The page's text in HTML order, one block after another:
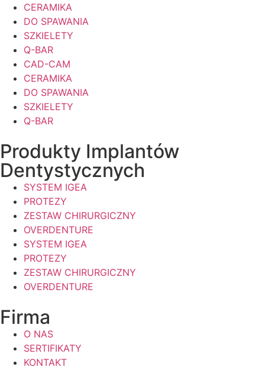
CERAMIKA
DO SPAWANIA
SZKIELETY
Q-BAR
CAD-CAM
CERAMIKA
DO SPAWANIA
SZKIELETY
Q-BAR
Produkty Implantów
Dentystycznych
SYSTEM IGEA
PROTEZY
ZESTAW CHIRURGICZNY
OVERDENTURE
SYSTEM IGEA
PROTEZY
ZESTAW CHIRURGICZNY
OVERDENTURE
Firma
O NAS
SERTIFIKATY
KONTAKT